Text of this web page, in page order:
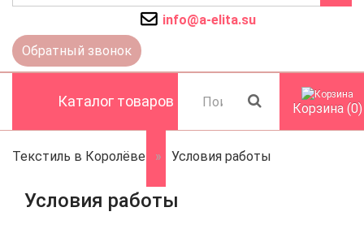
info@a-elita.su
Обратный звонок
Каталог товаров Корзина (0)
Текстиль в Королёве Условия работы
Условия работы